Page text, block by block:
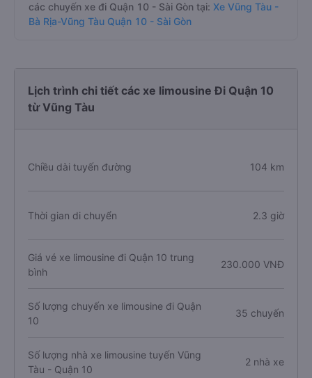
các chuyến xe đi Quận 10 - Sài Gòn tại: Xe Vũng Tàu -
Bà Rịa-Vũng Tàu Quận 10 - Sài Gòn
Lịch trình chi tiết các xe limousine Đi Quận 10
từ Vũng Tàu
Chiều dài tuyến đường 104 km
Thời gian di chuyển 2.3 giờ
Giá vé xe limousine đi Quận 10 trung
bình
230.000 VNĐ
Số lượng chuyến xe limousine đi Quận
10
35 chuyến
Số lượng nhà xe limousine tuyến Vũng
Tàu - Quận 10
2 nhà xe